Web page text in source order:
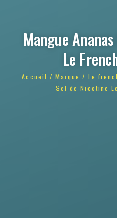
Mangue
Le
Accueil / Marque / Le
Sel de Nicotine